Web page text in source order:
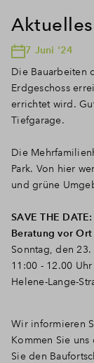
7 Juni '24
Die Bauarbeiten
Erdgeschoss
errichtet wird.
Tiefgarage.
Die
Park. Von hier
und grüne
SAVE THE DATE:
Beratung vor Ort
Sonntag, den
11:00 - 12.00
Helene-Lange-
Wir informieren
Kommen Sie
Sie den